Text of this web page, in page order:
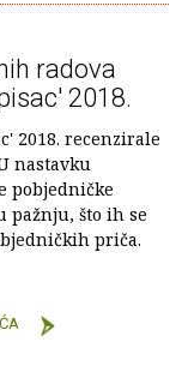
radova
2018.
2018. recenzirale
nastavku
pobjedničke
pažnju, što ih se
priča.